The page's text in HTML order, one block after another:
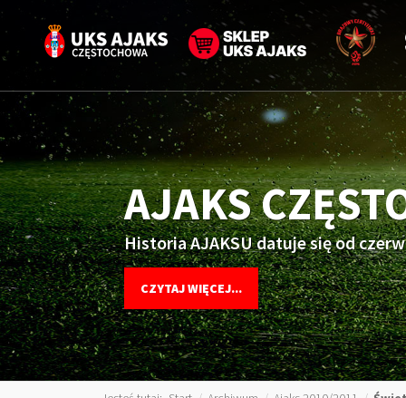
AJAKS
Historia AJAKSU datuje się od
CZYTAJ WIĘCEJ...